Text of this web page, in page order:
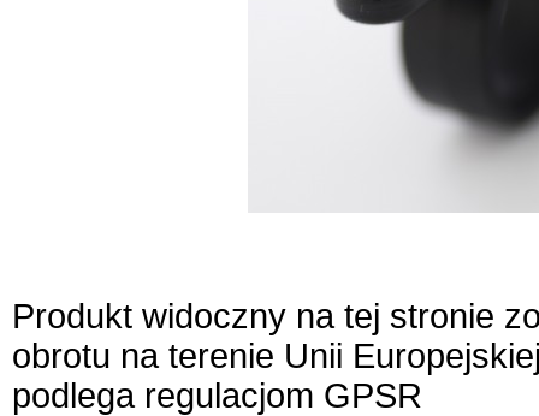
Produkt widoczny na tej stronie
obrotu na terenie Unii
podlega regulacjom GPSR